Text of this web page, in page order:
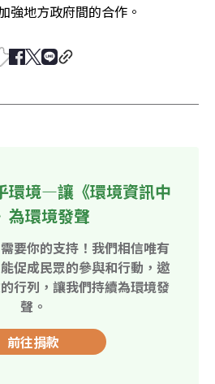
強地方政府間的合作。
環境—讓《環境資訊中
為環境發聲
要你的支持！我們相信唯有
促成民眾的參與和行動，邀
行列，讓我們持續為環境發
聲。
前往捐款